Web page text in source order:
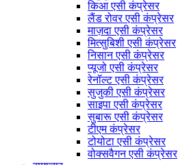
किआ एसी कंप्रेसर
लैंड रोवर एसी कंप्रेसर
माज़दा एसी कंप्रेसर
मित्सुबिशी एसी कंप्रेसर
निसान एसी कंप्रेसर
प्यूजो एसी कंप्रेसर
रेनॉल्ट एसी कंप्रेसर
सुजुकी एसी कंप्रेसर
साइपा एसी कंप्रेसर
सुबारू एसी कंप्रेसर
टीएम कंप्रेसर
टोयोटा एसी कंप्रेसर
वोक्सवैगन एसी कंप्रेसर